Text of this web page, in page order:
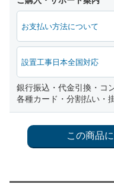
お支払い方法について
設置工事日本全国対応
銀行振込・代金引換・コ
各種カード・分割払い・